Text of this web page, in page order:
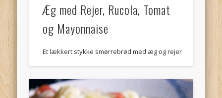
Æg med Rejer, Rucola, Tomat
og Mayonnaise
Et lækkert stykke smørrebrød med æg og rejer